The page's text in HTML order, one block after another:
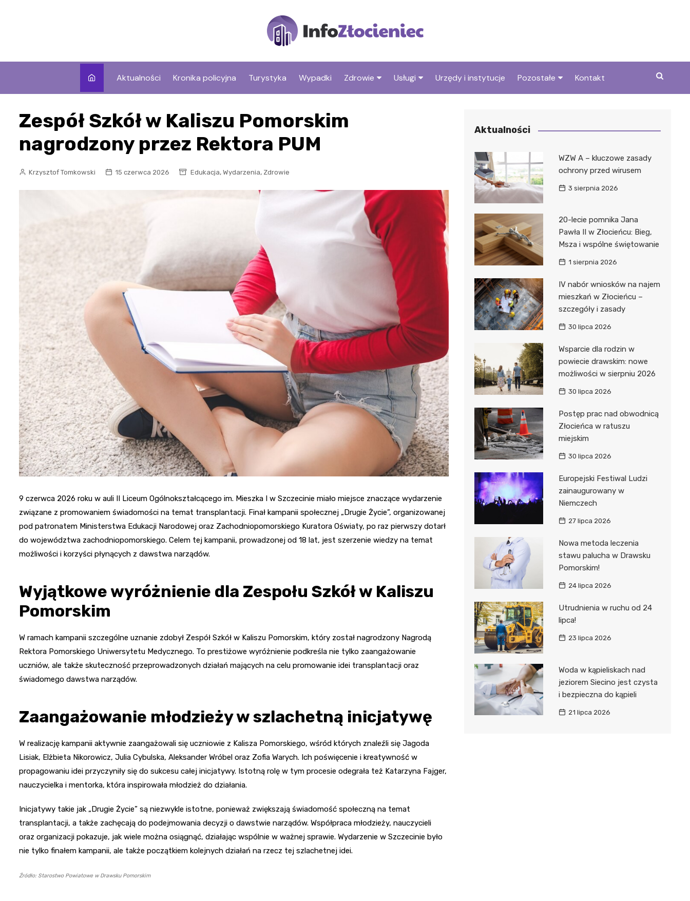
Aktualności Kronika policyjna Turystyka Wypadki Zdrowie Usługi Urzędy i instytucje Pozostałe Kontakt
Zespół Szkół w Kaliszu Pomorskim
nagrodzony przez Rektora PUM
Krzysztof Tomkowski 15 czerwca 2026 Edukacja, Wydarzenia, Zdrowie
9 czerwca 2026 roku w auli II Liceum Ogólnokształcącego im. Mieszka I w Szczecinie miało miejsce znaczące wydarzenie
związane z promowaniem świadomości na temat transplantacji. Finał kampanii społecznej „Drugie Życie”, organizowanej
pod patronatem Ministerstwa Edukacji Narodowej oraz Zachodniopomorskiego Kuratora Oświaty, po raz pierwszy dotarł
do województwa zachodniopomorskiego. Celem tej kampanii, prowadzonej od 18 lat, jest szerzenie wiedzy na temat
możliwości i korzyści płynących z dawstwa narządów.
Wyjątkowe wyróżnienie dla Zespołu Szkół w Kaliszu
Pomorskim
W ramach kampanii szczególne uznanie zdobył Zespół Szkół w Kaliszu Pomorskim, który został nagrodzony Nagrodą
Rektora Pomorskiego Uniwersytetu Medycznego. To prestiżowe wyróżnienie podkreśla nie tylko zaangażowanie
uczniów, ale także skuteczność przeprowadzonych działań mających na celu promowanie idei transplantacji oraz
świadomego dawstwa narządów.
Zaangażowanie młodzieży w szlachetną inicjatywę
W realizację kampanii aktywnie zaangażowali się uczniowie z Kalisza Pomorskiego, wśród których znaleźli się Jagoda
Lisiak, Elżbieta Nikorowicz, Julia Cybulska, Aleksander Wróbel oraz Zofia Warych. Ich poświęcenie i kreatywność w
propagowaniu idei przyczyniły się do sukcesu całej inicjatywy. Istotną rolę w tym procesie odegrała też Katarzyna Fajger,
nauczycielka i mentorka, która inspirowała młodzież do działania.
Inicjatywy takie jak „Drugie Życie” są niezwykle istotne, ponieważ zwiększają świadomość społeczną na temat
transplantacji, a także zachęcają do podejmowania decyzji o dawstwie narządów. Współpraca młodzieży, nauczycieli
oraz organizacji pokazuje, jak wiele można osiągnąć, działając wspólnie w ważnej sprawie. Wydarzenie w Szczecinie było
nie tylko finałem kampanii, ale także początkiem kolejnych działań na rzecz tej szlachetnej idei.
Źródło: Starostwo Powiatowe w Drawsku Pomorskim
Aktualności
WZW A – kluczowe zasady
ochrony przed wirusem
3 sierpnia 2026
20-lecie pomnika Jana
Pawła II w Złocieńcu: Bieg,
Msza i wspólne świętowanie
1 sierpnia 2026
IV nabór wniosków na najem
mieszkań w Złocieńcu –
szczegóły i zasady
30 lipca 2026
Wsparcie dla rodzin w
powiecie drawskim: nowe
możliwości w sierpniu 2026
30 lipca 2026
Postęp prac nad obwodnicą
Złocieńca w ratuszu
miejskim
30 lipca 2026
Europejski Festiwal Ludzi
zainaugurowany w
Niemczech
27 lipca 2026
Nowa metoda leczenia
stawu palucha w Drawsku
Pomorskim!
24 lipca 2026
Utrudnienia w ruchu od 24
lipca!
23 lipca 2026
Woda w kąpieliskach nad
jeziorem Siecino jest czysta
i bezpieczna do kąpieli
21 lipca 2026